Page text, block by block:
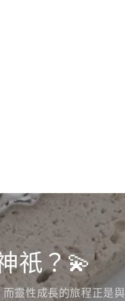
祇？💫
而靈性成長的旅程正是與